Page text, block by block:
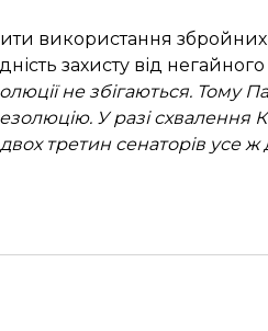
використання збройних
захисту від
не збігаються.
У разі схвалення
третин сенаторів усе ж